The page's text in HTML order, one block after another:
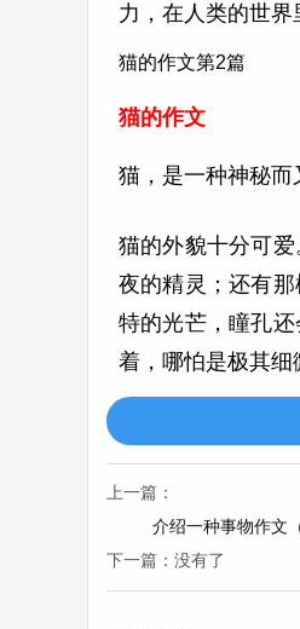
力，在人类的世界
猫的作文第2篇
猫的作文
猫，是一种神秘而
猫的外貌十分可
夜的精灵；还有
特的光芒，瞳孔
着，哪怕是极其细
猫的性格更是独
静的角落，或蜷
满了好奇心，一
芒。
上一篇：
介绍一种事物作文
下一篇：没有了